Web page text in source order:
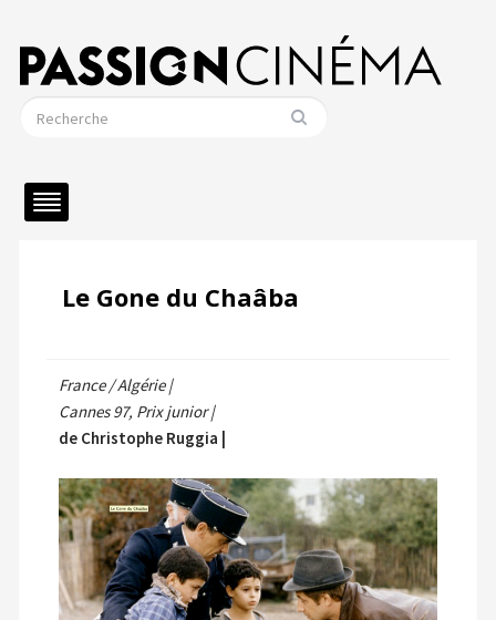
Le Gone du Chaâba
France / Algérie |
Cannes 97, Prix junior |
de Christophe Ruggia |